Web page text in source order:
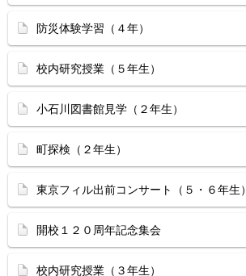
防災体験学習（４年）
校内研究授業（５年生）
小石川図書館見学（２年生）
町探検（２年生）
東京フィル出前コンサート（５・６年生）
開校１２０周年記念集会
校内研究授業（３年生）